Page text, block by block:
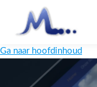
Ga naar hoofdinhoud